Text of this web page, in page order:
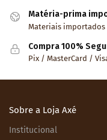
Matéria-prima
Materiais
Compra 100%
Pix / MasterCard /
Sobre a Loja Axé
Institucional